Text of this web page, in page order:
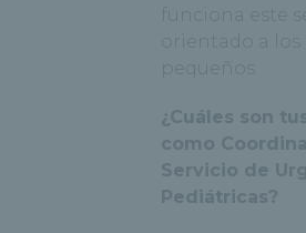
funciona este
orientado a los
pequeños.
¿Cuáles son
como
Servicio de
Pediátricas?